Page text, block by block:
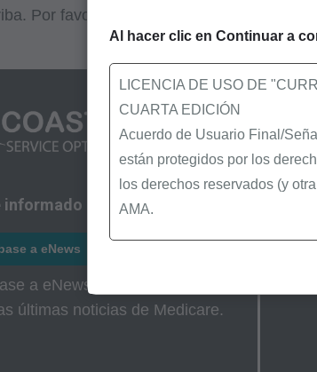
Por favor, consulte esta lista con
informado
a eNews
a eNews de First Coast para
últimas noticias de Medicare.
Al hacer clic en Continuar a
LICENCIA DE USO DE
CUARTA EDICIÓN
Acuerdo de Usuario Final/
están protegidos por los
los derechos reservados (y
AMA.
Determinaciones de Cobertura
Políticas de Revisión Médica